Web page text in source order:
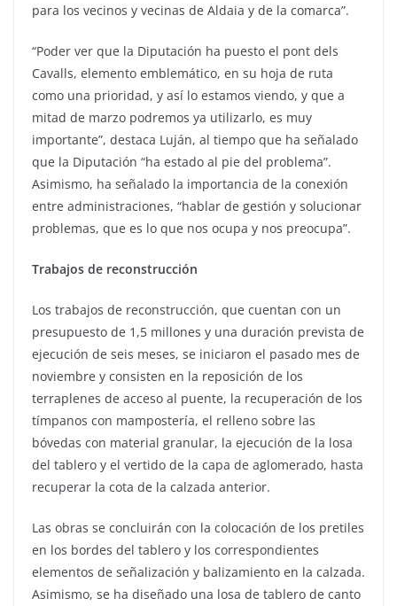
para los vecinos y vecinas de Aldaia y de la comarca”.
“Poder ver que la Diputación ha puesto el pont dels
Cavalls, elemento emblemático, en su hoja de ruta
como una prioridad, y así lo estamos viendo, y que a
mitad de marzo podremos ya utilizarlo, es muy
importante”, destaca Luján, al tiempo que ha señalado
que la Diputación “ha estado al pie del problema”.
Asimismo, ha señalado la importancia de la conexión
entre administraciones, “hablar de gestión y solucionar
problemas, que es lo que nos ocupa y nos preocupa”.
Trabajos de reconstrucción
Los trabajos de reconstrucción, que cuentan con un
presupuesto de 1,5 millones y una duración prevista de
ejecución de seis meses, se iniciaron el pasado mes de
noviembre y consisten en la reposición de los
terraplenes de acceso al puente, la recuperación de los
tímpanos con mampostería, el relleno sobre las
bóvedas con material granular, la ejecución de la losa
del tablero y el vertido de la capa de aglomerado, hasta
recuperar la cota de la calzada anterior.
Las obras se concluirán con la colocación de los pretiles
en los bordes del tablero y los correspondientes
elementos de señalización y balizamiento en la calzada.
Asimismo, se ha diseñado una losa de tablero de canto